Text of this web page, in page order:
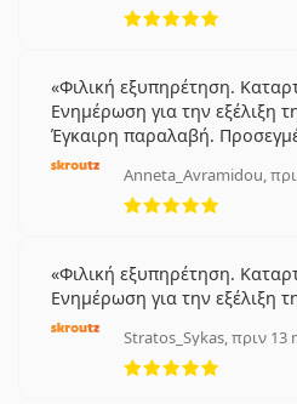
Φιλική εξυπηρέτηση.
Ενημέρωση για την εξέλιξη
Έγκαιρη παραλαβή.
Anneta_Avramidou,
5
Φιλική εξυπηρέτηση.
Ενημέρωση για την εξέλιξη
Stratos_Sykas, πριν 13
5